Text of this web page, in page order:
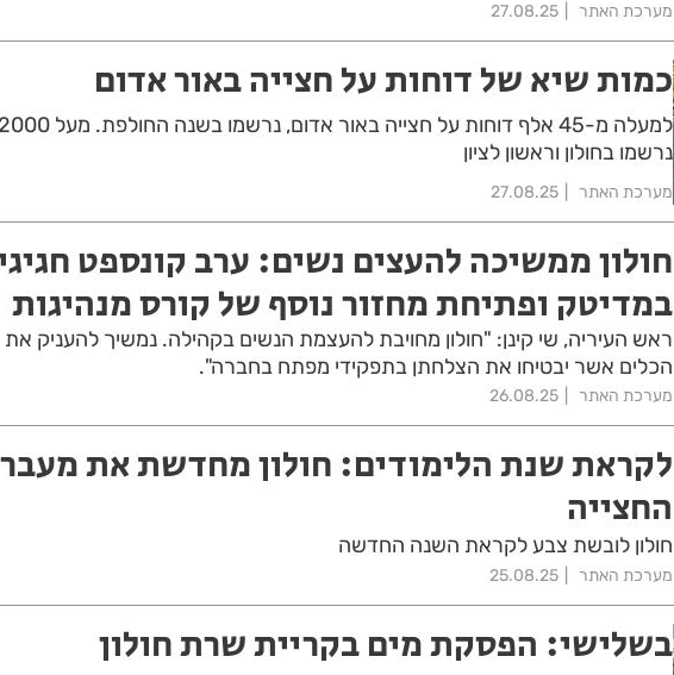
מערכת האתר 27.08.25
כמות שיא של דוחות על חצייה באור אדום
למעלה מ-45 אלף דוחות על חצייה באור אדום, נרשמו בשנה החולפת. מעל 2000
נרשמו בחולון וראשון לציון
מערכת האתר 27.08.25
חולון ממשיכה להעצים נשים: ערב קונספט
במדיטק ופתיחת מחזור נוסף של קורס מנהיגות
ראש העיריה, שי קינן: "חולון מחויבת להעצמת הנשים בקהילה. נמשיך להעניק את
הכלים אשר יבטיחו את הצלחתן בתפקידי מפתח בחברה".
מערכת האתר 26.08.25
לקראת שנת הלימודים: חולון מחדשת את
החצייה
חולון לובשת צבע לקראת השנה החדשה
מערכת האתר 25.08.25
בשלישי: הפסקת מים בקריית שרת חולון